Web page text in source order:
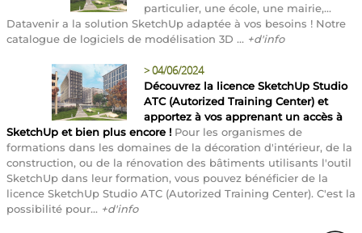
particulier, une école, une mairie,...
Datavenir a la solution SketchUp adaptée à vos besoins ! Notre
catalogue de logiciels de modélisation 3D ... +d'info
>04/06/2024
Découvrez la licence SketchUp Studio
ATC (Autorized Training Center) et
apportez à vos apprenant un accès à
SketchUp et bien plus encore ! Pour les organismes de
formations dans les domaines de la décoration d'intérieur, de la
construction, ou de la rénovation des bâtiments utilisants l'outil
SketchUp dans leur formation, vous pouvez bénéficier de la
licence SketchUp Studio ATC (Autorized Training Center). C'est la
possibilité pour... +d'info